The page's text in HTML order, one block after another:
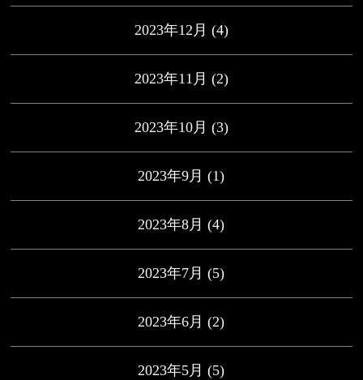
2023年12月 (4)
2023年11月 (2)
2023年10月 (3)
2023年9月 (1)
2023年8月 (4)
2023年7月 (5)
2023年6月 (2)
2023年5月 (5)